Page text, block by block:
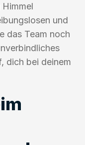
und
das Team noch
dich bei deinem